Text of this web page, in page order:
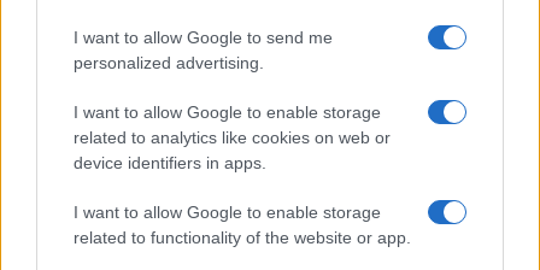
I want to allow Google to send me
personalized advertising.
I want to allow Google to enable storage
related to analytics like cookies on web or
device identifiers in apps.
I want to allow Google to enable storage
related to functionality of the website or app.
Festival Con-vivere Carrara 2026: abitare il futuro con
Ilaria Galli · 2 Ago 2026
EVENTI E AGENDA